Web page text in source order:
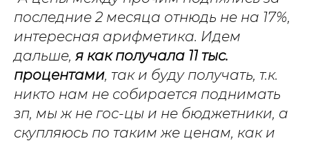
последние 2 месяца отнюдь не на 17%,
интересная арифметика. Идем
дальше, я как получала 11 тыс.
процентами, так и буду получать, т.к.
никто нам не собирается поднимать
зп, мы ж не гос-цы и не бюджетники, а
скупляюсь по таким же ценам, как и